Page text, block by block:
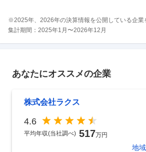
※2025年、 2026年の決算情報を公開している企業
集計期間： 2025年1 月〜2026年12 月
あなたにオススメの企業
株式会社ラクス
4.6
平均年収(当社調べ) 517万円
地域